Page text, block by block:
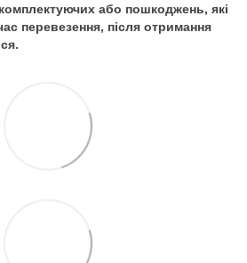
або пошкоджень, які
перевезення, після отримання